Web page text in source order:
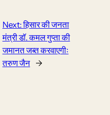
Next:हिसार की जनता
मंत्री डॉ. कमल गुप्ता की
जमानत जब्त करवाएगीः
तरुण जैन
→